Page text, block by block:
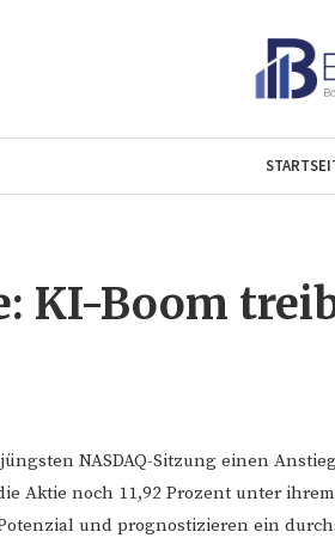
KI-Boom
NASDAQ-Sitzung einen
Aktie noch 11,92 Prozent unter ihrem
und prognostizieren ein